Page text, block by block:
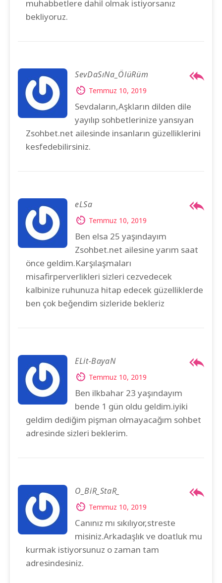
muhabbetlere dahil olmak istiyorsanız
bekliyoruz.
SevDaSıNa_ÖlüRüm
Temmuz 10, 2019
Sevdaların,Aşkların dilden dile
yayılıp sohbetlerinize yansıyan
Zsohbet.net ailesinde insanların güzelliklerini
kesfedebilirsiniz.
eLSa
Temmuz 10, 2019
Ben elsa 25 yaşındayım
Zsohbet.net ailesine yarım saat
önce geldim.Karşılaşmaları
misafirperverlikleri sizleri cezvedecek
kalbinize ruhunuza hitap edecek güzelliklerde
ben çok beğendim sizleride bekleriz
ELit-BayaN
Temmuz 10, 2019
Ben ilkbahar 23 yaşındayım
bende 1 gün oldu geldim.iyiki
geldim dediğim pişman olmayacağım sohbet
adresinde sizleri beklerim.
O_BiR_StaR_
Temmuz 10, 2019
Canınız mı sıkılıyor,streste
misiniz.Arkadaşlık ve doatluk mu
kurmak istiyorsunuz o zaman tam
adresindesiniz.